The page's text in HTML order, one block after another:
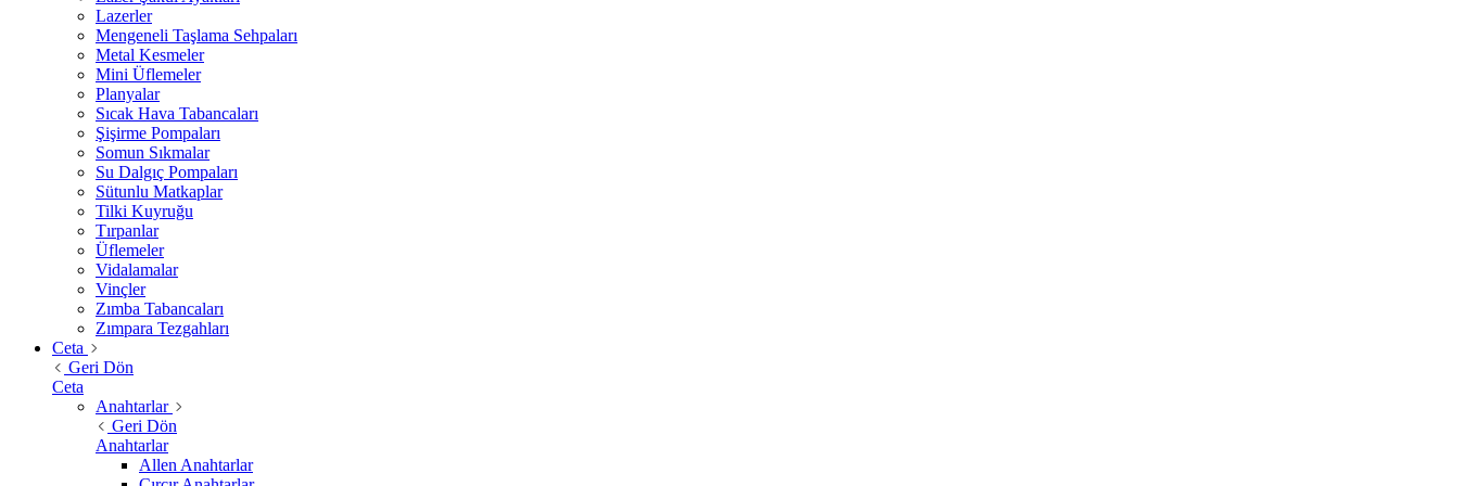
Lazerler
Mengeneli Taşlama Sehpaları
Metal Kesmeler
Mini Üflemeler
Planyalar
Sıcak Hava Tabancaları
Şişirme Pompaları
Somun Sıkmalar
Su Dalgıç Pompaları
Sütunlu Matkaplar
Tilki Kuyruğu
Tırpanlar
Üflemeler
Vidalamalar
Vinçler
Zımba Tabancaları
Zımpara Tezgahları
Ceta
Geri Dön
Ceta
Anahtarlar
Geri Dön
Anahtarlar
Allen Anahtarlar